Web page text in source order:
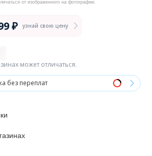
от изображенного на фотографии.
₽ узнай свою цену
без переплат
может отличаться.